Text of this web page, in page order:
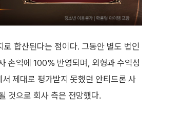
합산된다는 점이다. 그동안 별도 법인
손익에 100% 반영되며, 외형과 수익성
제대로 평가받지 못했던 안티드론 사
것으로 회사 측은 전망했다.